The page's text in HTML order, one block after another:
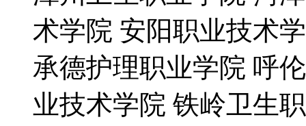
术学院 安阳职业技术
承德护理职业学院 呼
业技术学院 铁岭卫生